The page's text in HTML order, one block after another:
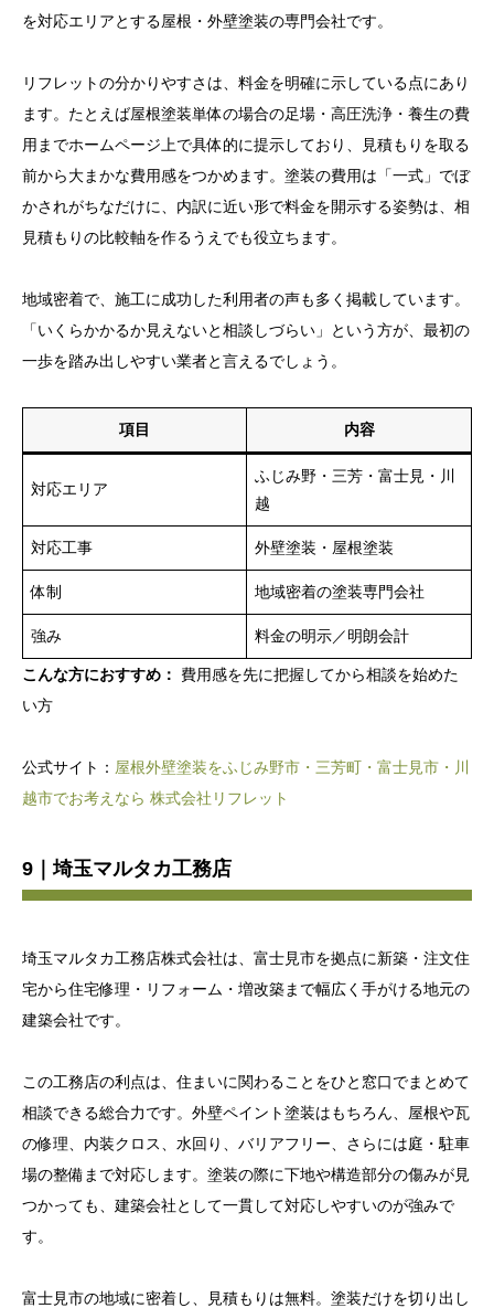
を対応エリアとする屋根・外壁塗装の専門会社です。
リフレットの分かりやすさは、料金を明確に示している点にあり
ます。たとえば屋根塗装単体の場合の足場・高圧洗浄・養生の費
用までホームページ上で具体的に提示しており、見積もりを取る
前から大まかな費用感をつかめます。塗装の費用は「一式」でぼ
かされがちなだけに、内訳に近い形で料金を開示する姿勢は、相
見積もりの比較軸を作るうえでも役立ちます。
地域密着で、施工に成功した利用者の声も多く掲載しています。
「いくらかかるか見えないと相談しづらい」という方が、最初の
一歩を踏み出しやすい業者と言えるでしょう。
項目 内容
対応エリア
ふじみ野・三芳・富士見・川
越
対応工事 外壁塗装・屋根塗装
体制 地域密着の塗装専門会社
強み 料金の明示／明朗会計
こんな方におすすめ： 費用感を先に把握してから相談を始めた
い方
公式サイト： 屋根外壁塗装をふじみ野市・三芳町・富士見市・川
越市でお考えなら 株式会社リフレット
9｜埼玉マルタカ工務店
埼玉マルタカ工務店株式会社は、富士見市を拠点に新築・注文住
宅から住宅修理・リフォーム・増改築まで幅広く手がける地元の
建築会社です。
この工務店の利点は、住まいに関わることをひと窓口でまとめて
相談できる総合力です。外壁ペイント塗装はもちろん、屋根や瓦
の修理、内装クロス、水回り、バリアフリー、さらには庭・駐車
場の整備まで対応します。塗装の際に下地や構造部分の傷みが見
つかっても、建築会社として一貫して対応しやすいのが強みで
す。
富士見市の地域に密着し、見積もりは無料。塗装だけを切り出し